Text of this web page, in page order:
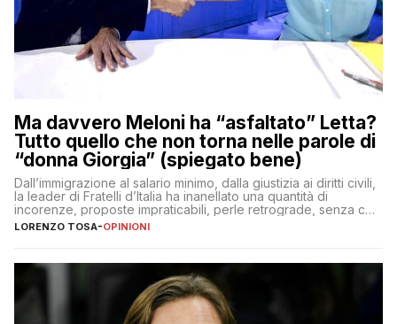
Ma davvero Meloni ha “asfaltato” Letta?
Tutto quello che non torna nelle parole di
“donna Giorgia” (spiegato bene)
Dall’immigrazione al salario minimo, dalla giustizia ai diritti civili,
la leader di Fratelli d’Italia ha inanellato una quantità di
incorenze, proposte impraticabili, perle retrograde, senza che
nessuno – a destra come a sinistra – glielo abbia fatto notare
LORENZO TOSA-OPINIONI